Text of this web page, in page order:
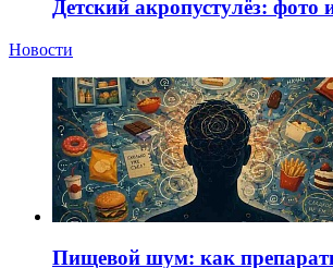
Детский акропустулёз: фото
Новости
Пищевой шум: как